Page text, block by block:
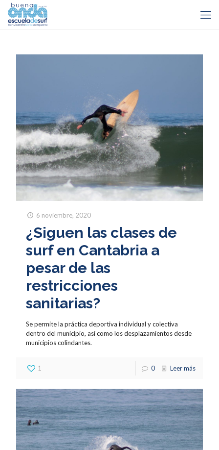
6 noviembre, 2020
¿Siguen las clases de
surf en Cantabria a
pesar de las
restricciones
sanitarias?
Se permite la práctica deportiva individual y colectiva
dentro del municipio, así como los desplazamientos desde
municipios colindantes.
1 0 Leer más